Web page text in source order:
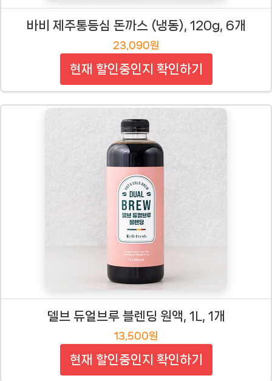
바비 제주통등심 돈까스 (냉동), 120g, 6개
23,090원
현재 할인중인지 확인하기
델브 듀얼브루 블렌딩 원액, 1L, 1개
13,500원
현재 할인중인지 확인하기